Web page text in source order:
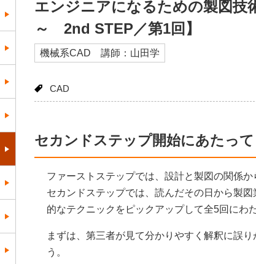
エンジニアになるための製図技
～ 2nd STEP／第1回】
機械系CAD 講師：山田学
CAD
セカンドステップ開始にあたって
ファーストステップでは、設計と製図の関係か
セカンドステップでは、読んだその日から製
的なテクニックをピックアップして全5回にわ
まずは、第三者が見て分かりやすく解釈に誤
う。